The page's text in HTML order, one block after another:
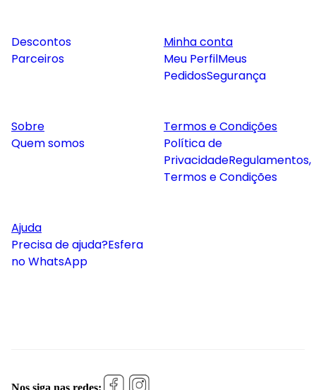
Descontos
Parceiros
Minha conta
Meu PerfilMeus
PedidosSegurança
Sobre
Quem somos
Termos e Condições
Política de
PrivacidadeRegulamentos,
Termos e Condições
Ajuda
Precisa de ajuda?Esfera
no WhatsApp
Nos siga nas redes: